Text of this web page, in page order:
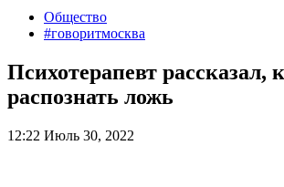
Общество
#говоритмосква
Психотерапевт рассказал,
распознать ложь
12:22 Июль 30, 2022